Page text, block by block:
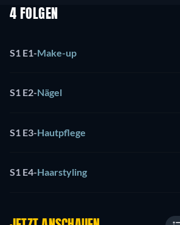
4 FOLGEN
S1 E1-Make-up
S1 E2-Nägel
S1 E3-Hautpflege
S1 E4-Haarstyling